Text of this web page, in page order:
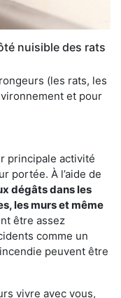
nuisible des rats
(les rats, les
et pour
principale activité
portée. À l’aide de
dégâts dans les
les murs et même
être assez
comme un
peuvent être
vivre avec vous,